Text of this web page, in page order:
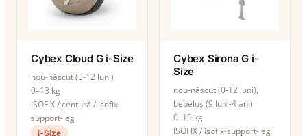
Cybex Cloud G i-Size
nou-născut (0-12 luni)
0–13 kg
ISOFIX / centură / isofix-
support-leg
i-Size
Cybex Sirona G i-
Size
nou-născut (0-12 luni),
bebeluș (9 luni-4 ani)
0–19 kg
ISOFIX / isofix-support-leg